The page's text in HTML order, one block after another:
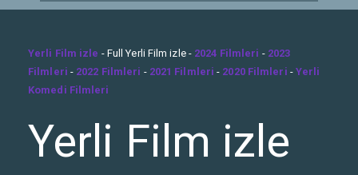
Yerli Film izle - Full Yerli Film izle - 2024 Filmleri - 2023
Filmleri - 2022 Filmleri - 2021 Filmleri - 2020 Filmleri - Yerli
Komedi Filmleri
Yerli Film izle